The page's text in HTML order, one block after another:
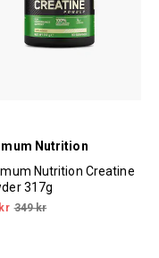
Nutrition
Nutrition Creatine
317g
349 kr